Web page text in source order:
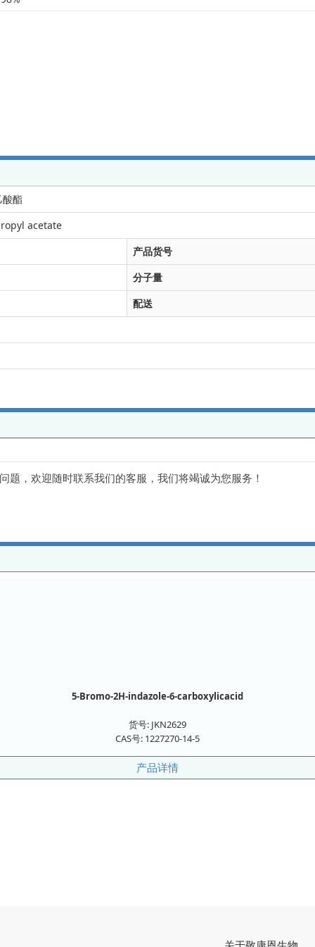
酸酯
acetate
产品货号
分子量
配送
，欢迎随时联系我们的客服，我们将竭诚为您服务！
5-Bromo-2H-indazole-6-carboxylicacid
货号: JKN2629
CAS号: 1227270-14-5
产品详情